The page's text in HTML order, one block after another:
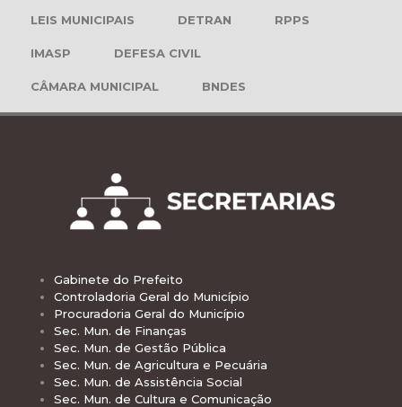
LEIS MUNICIPAIS DETRAN RPPS
IMASP DEFESA CIVIL
CÂMARA MUNICIPAL BNDES
Gabinete do Prefeito
Controladoria Geral do Município
Procuradoria Geral do Município
Sec. Mun. de Finanças
Sec. Mun. de Gestão Pública
Sec. Mun. de Agricultura e Pecuária
Sec. Mun. de Assistência Social
Sec. Mun. de Cultura e Comunicação